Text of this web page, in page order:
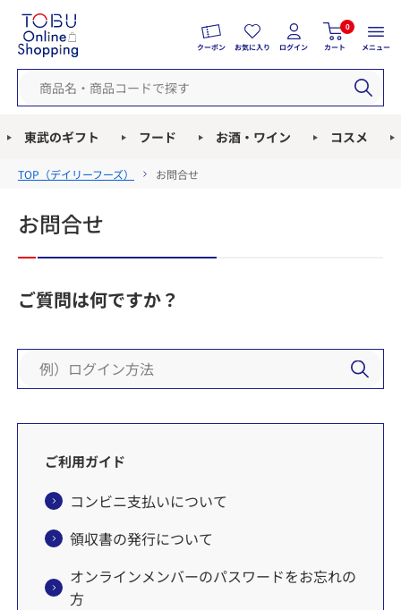
クーポン お気に入り ログイン
0
カート メニュー
東武のギフト フード お酒・ワイン コスメ
TOP（デイリーフーズ） お問合せ
お問合せ
ご質問は何ですか？
ご利用ガイド
コンビニ支払いについて
領収書の発行について
オンラインメンバーのパスワードをお忘れの
方